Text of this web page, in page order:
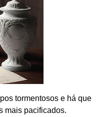
tormentosos e há que
mais pacificados.